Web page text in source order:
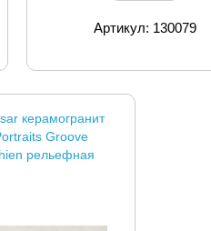
Артикул: 130079
керамогранит
Groove
рельефная